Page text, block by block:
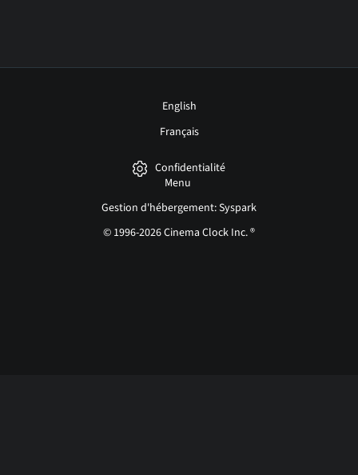
English
Français
Confidentialité
Menu
Gestion d'hébergement: Syspark
© 1996-2026 Cinema Clock Inc. ®